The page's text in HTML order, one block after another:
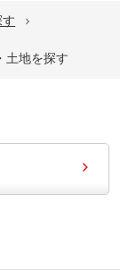
土地を探す